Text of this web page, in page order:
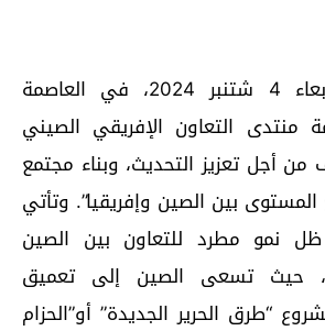
عقدت اليوم، الأربعاء 4 شتنبر 2024، في العاصمة
منتدى التعاون الإفريقي الصيني
من أجل تعزيز التحديث، وبناء مجتمع
بين الصين وإفريقيا”. وتأتي
نمو مطرد للتعاون بين الصين
حيث تسعى الصين إلى تعميق
“طرق الحرير الجديدة” أو”الحزام